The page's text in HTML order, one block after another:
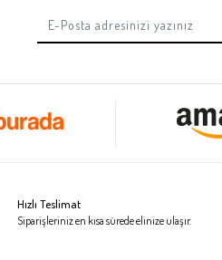
Hızlı Teslimat
Siparişleriniz en kısa sürede elinize ulaşır.